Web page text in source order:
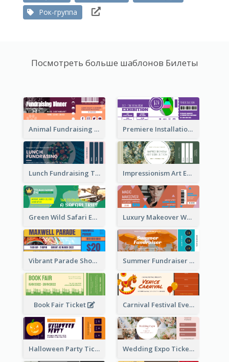
Рок-группа
Посмотреть больше шаблонов Билеты
Animal Fundraising Ticket Show Ticket Premiere Installation Exhibition Ticket
Lunch Fundraising Ticket Impressionism Art Exhibition Ticket
Green Wild Safari Entry Ticket Design Idea Luxury Makeover Workshop Ticket Design
Vibrant Parade Show Ticket Design Summer Fundraiser Event Ticket
Book Fair Ticket Carnival Festival Event Ticket
Halloween Party Ticket Wedding Expo Ticket